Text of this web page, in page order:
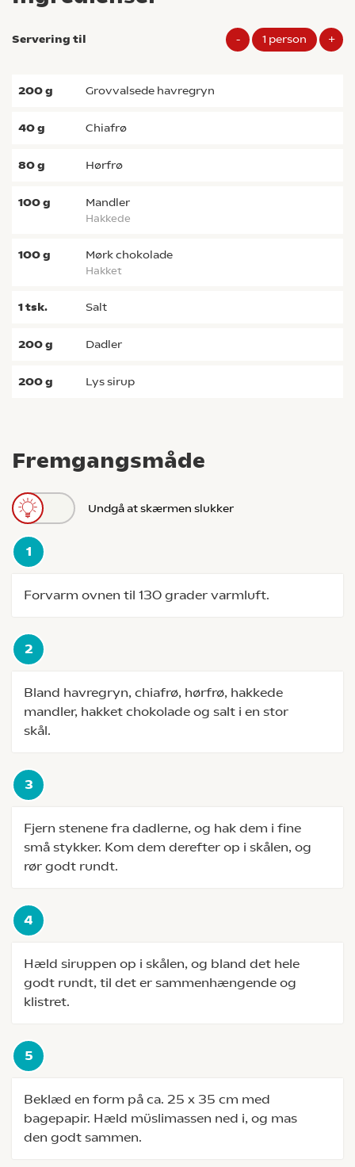
Fremgangsmåde
Undgå at skærmen slukker
Forvarm ovnen til 130 grader varmluft.
Bland havregryn, chiafrø, hørfrø, hakkede
mandler, hakket chokolade og salt i en stor
skål.
Fjern stenene fra dadlerne, og hak dem i fine
små stykker. Kom dem derefter op i skålen, og
rør godt rundt.
Hæld siruppen op i skålen, og bland det hele
godt rundt, til det er sammenhængende og
klistret.
Beklæd en form på ca. 25 x 35 cm med
bagepapir. Hæld müslimassen ned i, og mas
den godt sammen.
Servering til - 1 person +
200g grovvalsede havregryn
40g chiafrø
80g hørfrø
100g mandler
hakkede
100g mørk chokolade
hakket
1tsk. salt
200g dadler
200g lys sirup